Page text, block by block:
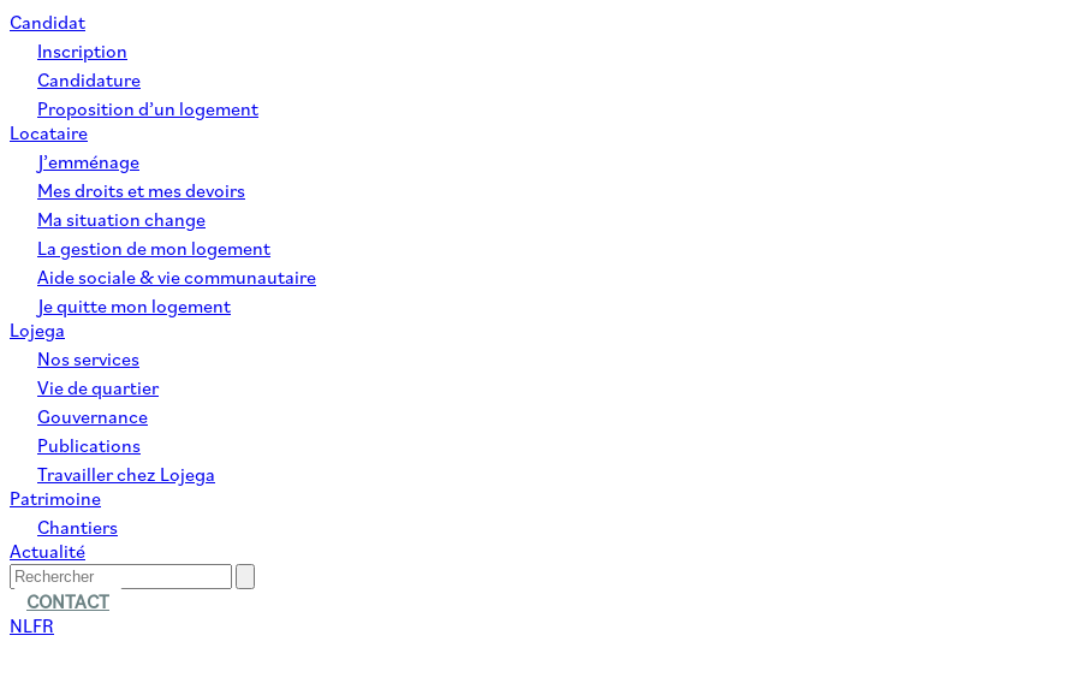
Candidat
Inscription
Candidature
Proposition d’un logement
Locataire
J’emménage
Mes droits et mes devoirs
Ma situation change
La gestion de mon logement
Aide sociale & vie communautaire
Je quitte mon logement
Lojega
Nos services
Vie de quartier
Gouvernance
Publications
Travailler chez Lojega
Patrimoine
Chantiers
Actualité
CONTACT
NLFR